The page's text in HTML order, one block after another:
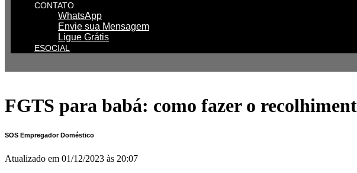
CONTATO
WhatsApp
Envie sua Mensagem
Ligue Grátis
ESOCIAL
FGTS para babá: como fazer o
SOS Empregador Doméstico
Atualizado em 01/12/2023 às 20:07